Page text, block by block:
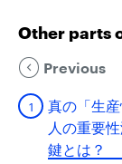
Other parts
Previous
真の「生
人の重要
鍵とは？